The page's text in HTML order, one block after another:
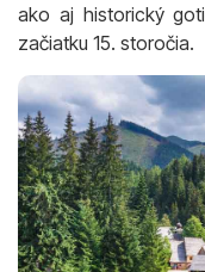
ako aj historický
začiatku 15. storočia.